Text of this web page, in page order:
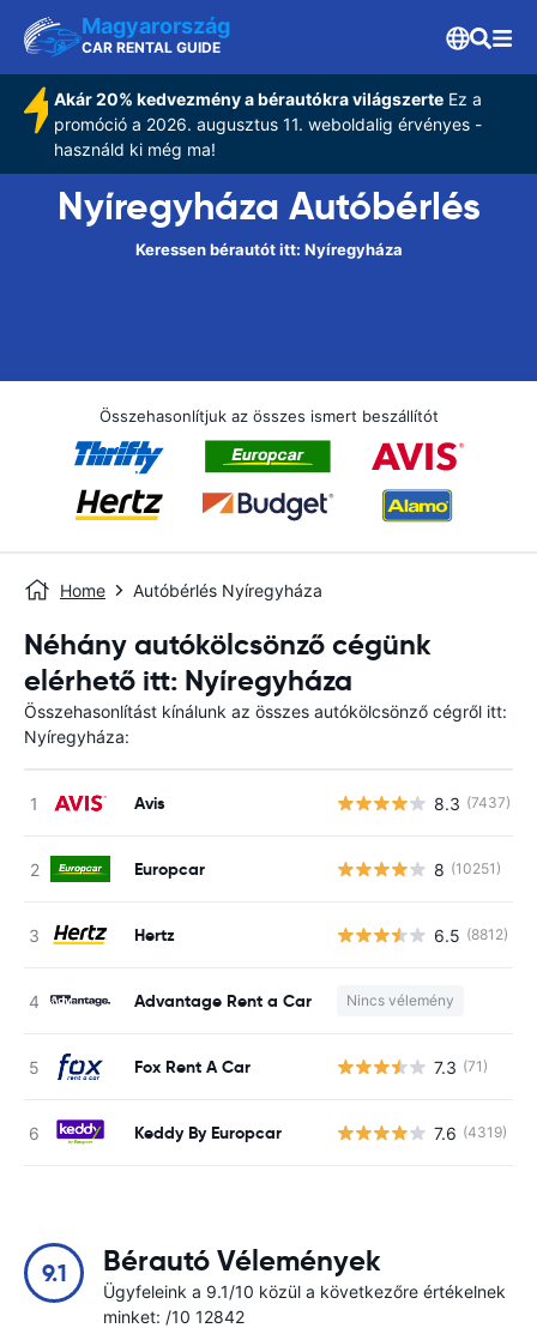
Magyarország
CAR RENTAL GUIDE
Akár 20% kedvezmény a bérautókra világszerteEz a
promóció a 2026. augusztus 11. weboldalig érvényes -
használd ki még ma!
Nyíregyháza Autóbérlés
Keressen bérautót itt: Nyíregyháza
Összehasonlítjuk az összes ismert beszállítót
Home Autóbérlés Nyíregyháza
Néhány autókölcsönző cégünk
elérhető itt: Nyíregyháza
Összehasonlítást kínálunk az összes autókölcsönző cégről itt:
Nyíregyháza:
Avis 8.3 (7437)
Europcar 8 (10251)
Hertz 6.5 (8812)
Advantage Rent a Car Nincs vélemény
Fox Rent A Car 7.3 (71)
Keddy By Europcar 7.6 (4319)
9.1 Bérautó Vélemények
Ügyfeleink a 9.1/10 közül a következőre értékelnek
minket: /10 12842